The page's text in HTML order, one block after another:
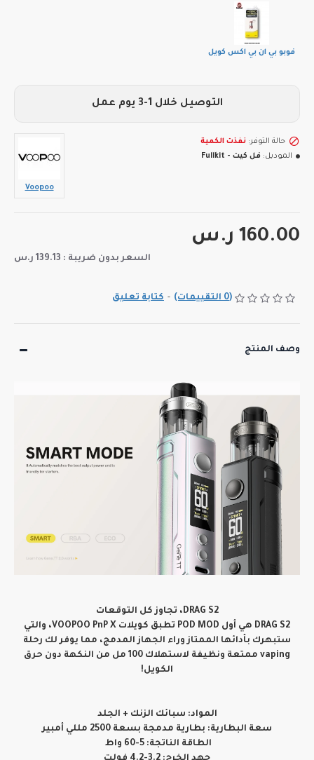
فوبو بي ان بي اكس كويل
(0 التقييمات) - كتابة تعليق
160.00 ر.س
السعر بدون ضريبة : 139.13 ر.س
حالة التوفر: نفذت الكمية
الموديل: فل كيت - Fullkit
Voopoo
التوصيل خلال 1-3 يوم عمل
وصف المنتج
DRAG S2، تجاوز كل التوقعات
DRAG S2 هي أول POD MOD تطبق كويلات VOOPOO PnP X، والتي
ستبهرك بأدائها الممتاز وراء الجهاز المدمج، مما يوفر لك رحلة
vaping ممتعة ونظيفة لاستهلاك 100 مل من النكهة دون حرق
الكويل!
المواد: سبائك الزنك + الجلد
سعة البطارية: بطارية مدمجة بسعة 2500 مللي أمبير
الطاقة الناتجة: 5-60 واط